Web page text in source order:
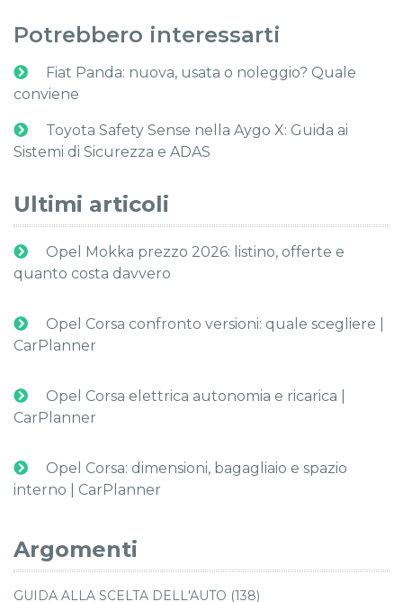
Potrebbero interessarti
Fiat Panda: nuova, usata o noleggio? Quale
conviene
Toyota Safety Sense nella Aygo X: Guida ai
Sistemi di Sicurezza e ADAS
Ultimi articoli
Opel Mokka prezzo 2026: listino, offerte e
quanto costa davvero
Opel Corsa confronto versioni: quale scegliere |
CarPlanner
Opel Corsa elettrica autonomia e ricarica |
CarPlanner
Opel Corsa: dimensioni, bagagliaio e spazio
interno | CarPlanner
Argomenti
GUIDA ALLA SCELTA DELL'AUTO (138)